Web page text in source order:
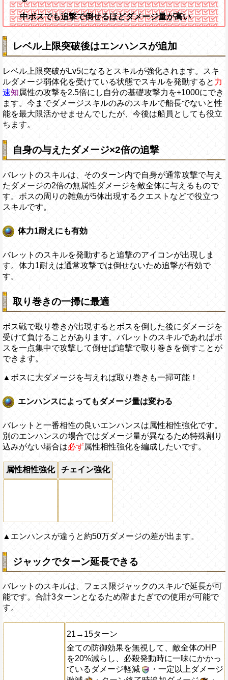
中ボスでも追撃で倒せるほどダメージ量が高い
レベル上限突破後はエンハンスが追加
レベル上限突破がLv5になるとスキルが強化されます。スキ
ルダメージ弱体化を受けている状態でスキルを発動すると 力
速知属性の攻撃を2.5倍にし自分の基礎攻撃力を+1000にでき
ます。今までダメージスキルのみのスキルで船長でないと性
能を最大限活かせませんでしたが、今後は船員としても役立
ちます。
自身の与えたダメージ×2倍の追撃
バレットのスキルは、そのターン内で自身が通常攻撃で与え
たダメージの2倍の無属性ダメージを敵全体に与えるもので
す。ボスの周りの雑魚が5体出現するクエストなどで役立つ
スキルです。
体力1耐えにも有効
バレットのスキルを発動すると追撃のアイコンが出現しま
す。体力1耐えは通常攻撃では倒せないため追撃が有効で
す。
取り巻きの一掃に最適
ボス戦で取り巻きが出現するとボスを倒した後にダメージを
受けて負けることがあります。バレットのスキルであればボ
スを一点集中で攻撃して倒せば追撃で取り巻きを倒すことが
できます。
▲ボスに大ダメージを与えれば取り巻きも一掃可能！
エンハンスによってもダメージ量は変わる
バレットと一番相性の良いエンハンスは属性相性強化です。
別のエンハンスの場合ではダメージ量が異なるため特殊割り
込みがない場合は必ず属性相性強化を編成したいです。
属性相性強化 チェイン強化
▲エンハンスが違うと約50万ダメージの差が出ます。
ジャックでターン延長できる
バレットのスキルは、フェス限ジャックのスキルで延長が可
能です。合計3ターンとなるため階またぎでの使用が可能で
す。
21→15ターン
全ての防御効果を無視して、敵全体のHP
を20%減らし、必殺発動時に一味にかかっ
ているダメージ軽減
・一定以上ダメージ